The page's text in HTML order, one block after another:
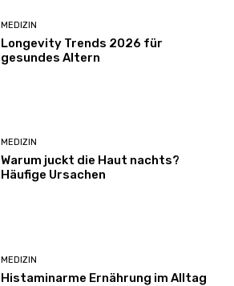
MEDIZIN
Longevity Trends 2026 für
gesundes Altern
MEDIZIN
Warum juckt die Haut nachts?
Häufige Ursachen
MEDIZIN
Histaminarme Ernährung im Alltag